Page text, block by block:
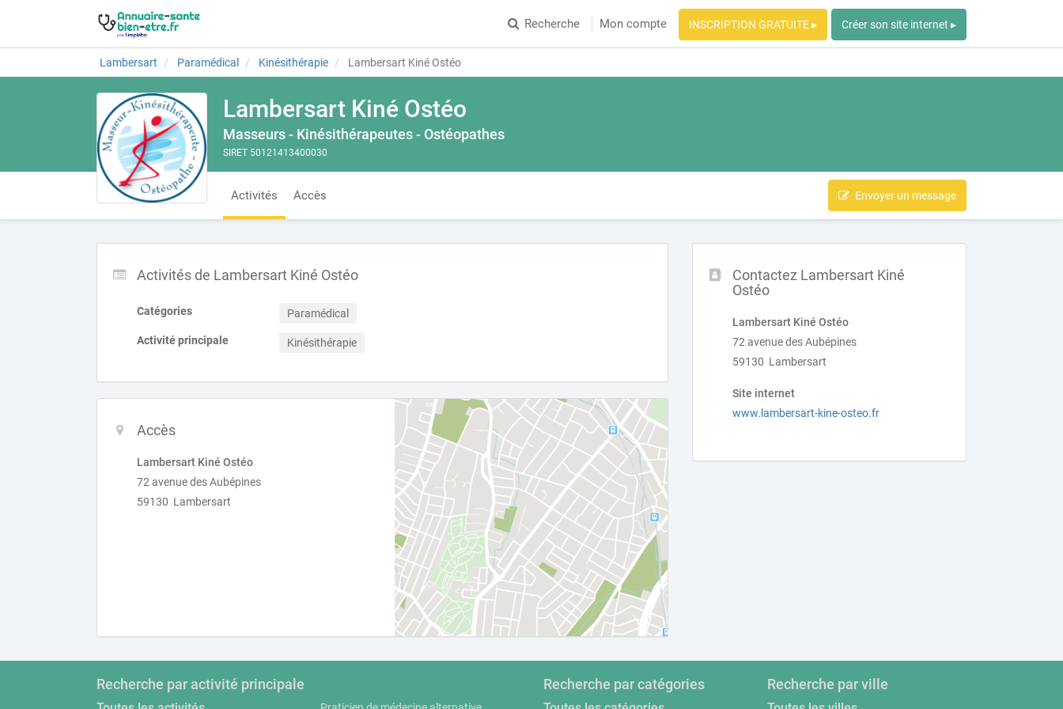
Recherche Mon compte INSCRIPTION GRATUITE ▸ Créer son site internet ▸
Lambersart Paramédical Kinésithérapie Lambersart Kiné Ostéo
Lambersart Kiné Ostéo
Masseurs - Kinésithérapeutes - Ostéopathes
SIRET 50121413400030
Activités Accès Envoyer un message
Contactez Lambersart Kiné
Ostéo
Lambersart Kiné Ostéo
72 avenue des Aubépines
59130 Lambersart
Site internet
www.lambersart-kine-osteo.fr
Activités de Lambersart Kiné Ostéo
Catégories Paramédical
Activité principale Kinésithérapie
Accès
Lambersart Kiné Ostéo
72 avenue des Aubépines
59130 Lambersart
Recherche par activité principale Recherche par catégories Recherche par ville